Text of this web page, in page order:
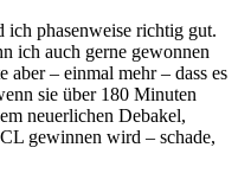
ich phasenweise richtig gut.
ich auch gerne gewonnen
aber – einmal mehr – dass es
sie über 180 Minuten
neuerlichen Debakel,
gewinnen wird – schade,